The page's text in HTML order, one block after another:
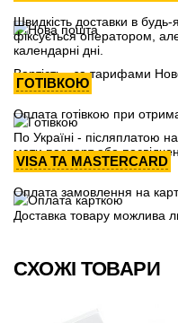
Швидкість доставки в будь-
фіксується оператором,
календарні дні.
Вартість - за тарифами
ГОТІВКОЮ
Оплата готівкою при
По Україні - післяплатою
мати паспорт або
VISA ТА MASTERCARD
Оплата замовлення на
Доставка товару можлива
СХОЖІ ТОВАРИ